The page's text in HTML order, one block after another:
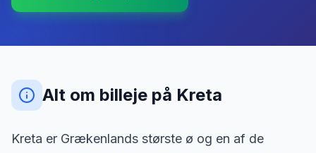
Alt om billeje på Kreta
Kreta er Grækenlands største ø og en af de